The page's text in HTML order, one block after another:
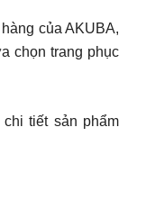
của AKUBA,
chọn trang phục
tiết sản phẩm